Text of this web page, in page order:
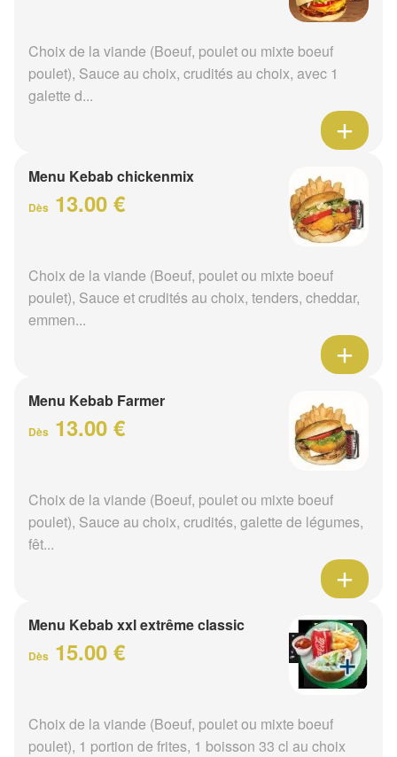
Choix de la viande (Boeuf, poulet ou mixte boeuf
poulet), Sauce au choix, crudités au choix, avec 1
galette d...
Menu Kebab chickenmix
Dès 13.00 €
Choix de la viande (Boeuf, poulet ou mixte boeuf
poulet), Sauce et crudités au choix, tenders, cheddar,
emmen...
Menu Kebab Farmer
Dès 13.00 €
Choix de la viande (Boeuf, poulet ou mixte boeuf
poulet), Sauce au choix, crudités, galette de légumes,
fêt...
Menu Kebab xxl extrême classic
Dès 15.00 €
Choix de la viande (Boeuf, poulet ou mixte boeuf
poulet), 1 portion de frites, 1 boisson 33 cl au choix